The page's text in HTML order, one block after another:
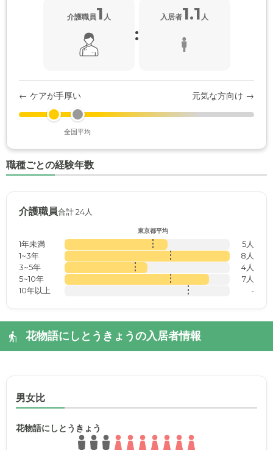
介護職員1 人
:
入居者1.1 人
← ケアが手厚い 元気な方向け →
全国平均
職種ごとの経験年数
介護職員合計 24人
東京都平均
1年未満
5人
1~3年
8人
3~5年
4人
5~10年
7人
10年以上
-
花物語にしとうきょうの入居者情報
男女比
花物語にしとうきょう